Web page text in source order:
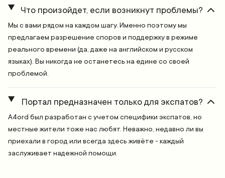
Что произойдет, если возникнут проблемы?
Мы с вами рядом на каждом шагу. Именно поэтому мы
предлагаем разрешение споров и поддержку в режиме
реального времени (да, даже на английском и русском
языках). Вы никогда не останетесь на едине со своей
проблемой.
Портал предназначен только для экспатов?
A4ord был разработан с учетом специфики экспатов, но
местные жители тоже нас любят. Неважно, недавно ли вы
приехали в город или всегда здесь живёте - каждый
заслуживает надежной помощи.